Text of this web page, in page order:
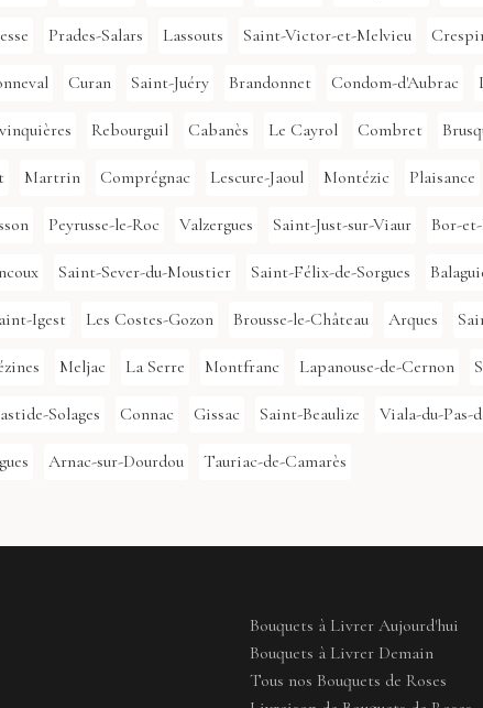
Prades-Salars Lassouts Saint-Victor-et-Melvieu
Curan Saint-Juéry Brandonnet Condom-d'Aubrac
Rebourguil Cabanès Le Cayrol Combret
Martrin Comprégnac Lescure-Jaoul Montézic Plaisance
Peyrusse-le-Roc Valzergues Saint-Just-sur-Viaur Bor-
Saint-Sever-du-Moustier Saint-Félix-de-Sorgues
Igest Les Costes-Gozon Brousse-le-Château Arques
Meljac La Serre Montfranc Lapanouse-de-Cernon
Solages Connac Gissac Saint-Beaulize Viala-du-Pas-
Arnac-sur-Dourdou Tauriac-de-Camarès
Bouquets à Livrer Aujourd'hui
Bouquets à Livrer Demain
Tous nos Bouquets de Roses